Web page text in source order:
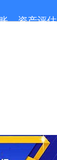
，资产评估